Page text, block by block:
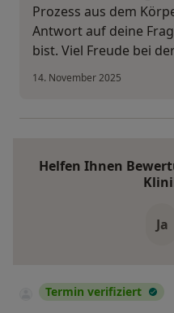
Prozess aus dem
Antwort auf deine
bist. Viel Freude bei
14. November 2025
Helfen Ihnen
Ja
Termin verifiziert